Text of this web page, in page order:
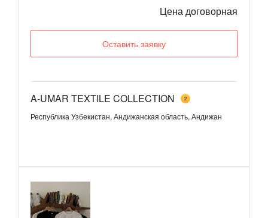
Цена договорная
Оставить заявку
A-UMAR TEXTILE COLLECTION 2
Республика Узбекистан, Андижанская область, Андижан